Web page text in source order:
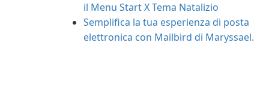
il Menu Start X Tema Natalizio
Semplifica la tua esperienza di posta
elettronica con Mailbird di Maryssael.